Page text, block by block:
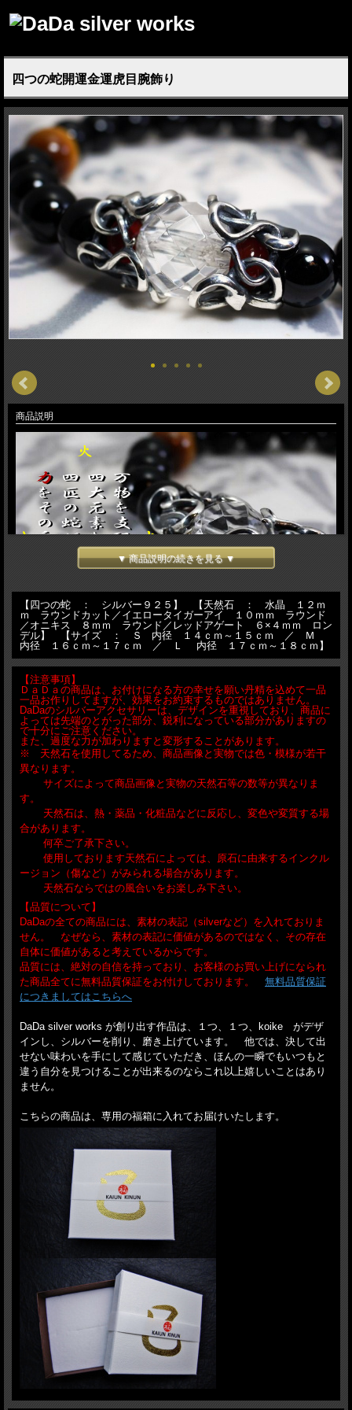
四つの蛇開運金運虎目腕飾り
商品説明
▼ 商品説明の続きを見る ▼
【四つの蛇 ： シルバー９２５】 【天然石 ： 水晶 １２ｍ
ｍ ラウンドカット／イエロータイガーアイ １０ｍｍ ラウンド
／オニキス ８ｍｍ ラウンド／レッドアゲート ６×４ｍｍ ロン
デル】 【サイズ ： Ｓ 内径 １４ｃｍ～１５ｃｍ ／ Ｍ
内径 １６ｃｍ～１７ｃｍ ／ Ｌ 内径 １７ｃｍ～１８ｃｍ】
【注意事項】
ＤａＤａの商品は、お付けになる方の幸せを願い丹精を込めて一品
一品お作りしてますが、効果をお約束するものではありません。
DaDaのシルバーアクセサリーは、デザインを重視しており、商品に
よっては先端のとがった部分、鋭利になっている部分がありますの
で十分にご注意ください。
また、過度な力が加わりますと変形することがあります。
※ 天然石を使用してるため、商品画像と実物では色・模様が若干
異なります。
サイズによって商品画像と実物の天然石等の数等が異なりま
す。
天然石は、熱・薬品・化粧品などに反応し、変色や変質する場
合があります。
何卒ご了承下さい。
使用しております天然石によっては、原石に由来するインクル
ージョン（傷など）がみられる場合があります。
天然石ならではの風合いをお楽しみ下さい。
【品質について】
DaDaの全ての商品には、素材の表記（silverなど）を入れておりま
せん。 なぜなら、素材の表記に価値があるのではなく、その存在
自体に価値があると考えているからです。
品質には、絶対の自信を持っており、お客様のお買い上げになられ
た商品全てに無料品質保証をお付けしております。 無料品質保証
につきましてはこちらへ
DaDa silver works が創り出す作品は、１つ、１つ、koike がデザ
インし、シルバーを削り、磨き上げています。 他では、決して出
せない味わいを手にして感じていただき、ほんの一瞬でもいつもと
違う自分を見つけることが出来るのならこれ以上嬉しいことはあり
ません。
こちらの商品は、専用の福箱に入れてお届けいたします。